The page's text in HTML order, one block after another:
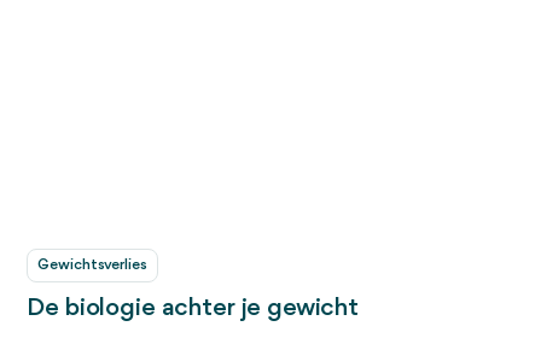
Gewichtsverlies
De biologie achter je gewicht